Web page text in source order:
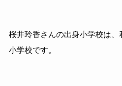
桜井玲香さんの出身小学校は、
小学校です。